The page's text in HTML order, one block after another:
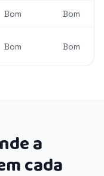
Bom Bom
Bom Bom
a
cada